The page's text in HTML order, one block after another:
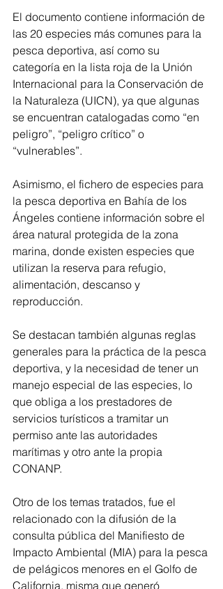
El documento contiene información de
las 20 especies más comunes para la
pesca deportiva, así como su
categoría en la lista roja de la Unión
Internacional para la Conservación de
la Naturaleza (UICN), ya que algunas
se encuentran catalogadas como “en
peligro”, “peligro crítico” o
“vulnerables”.
Asimismo, el fichero de especies para
la pesca deportiva en Bahía de los
Ángeles contiene información sobre el
área natural protegida de la zona
marina, donde existen especies que
utilizan la reserva para refugio,
alimentación, descanso y
reproducción.
Se destacan también algunas reglas
generales para la práctica de la pesca
deportiva, y la necesidad de tener un
manejo especial de las especies, lo
que obliga a los prestadores de
servicios turísticos a tramitar un
permiso ante las autoridades
marítimas y otro ante la propia
CONANP.
Otro de los temas tratados, fue el
relacionado con la difusión de la
consulta pública del Manifiesto de
Impacto Ambiental (MIA) para la pesca
de pelágicos menores en el Golfo de
California, misma que generó